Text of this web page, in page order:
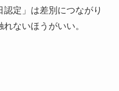
定」は差別につながり
ないほうがいい。